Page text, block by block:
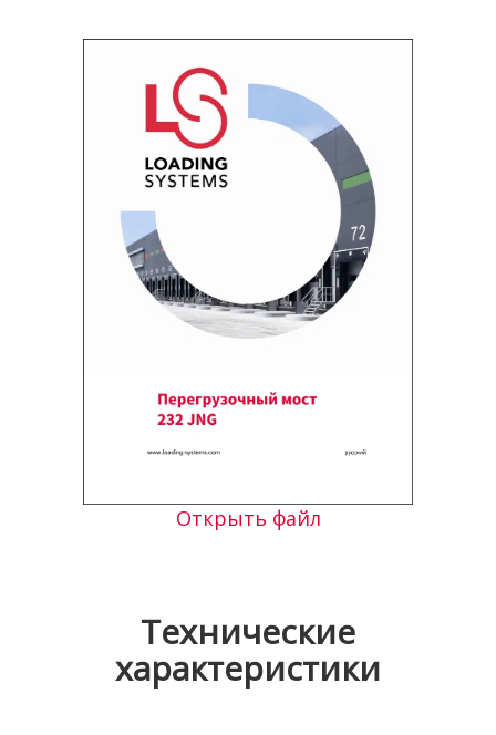
Открыть файл
Технические
характеристики